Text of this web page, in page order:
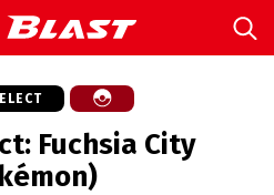
Fuchsia City